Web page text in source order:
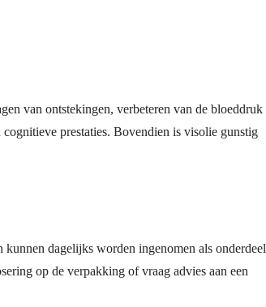
van ontstekingen, verbeteren van de bloeddruk
prestaties. Bovendien is visolie gunstig
dagelijks worden ingenomen als onderdeel
op de verpakking of vraag advies aan een